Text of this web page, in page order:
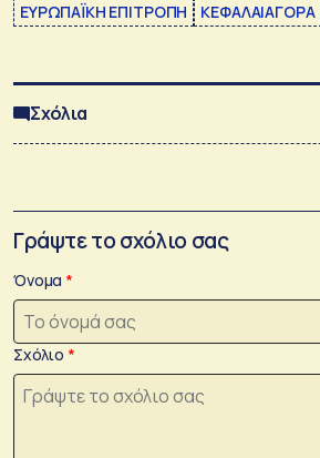
ΕΥΡΩΠΑΪΚΗ ΕΠΙΤΡΟΠΗ ΚΕΦΑΛΑΙΑΓΟΡΑ
Σχόλια
Γράψτε το σχόλιο σας
Όνομα
Σχόλιο